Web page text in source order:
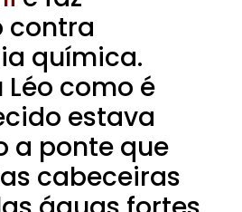
contra
química.
Léo como é
estava
a ponte que
cabeceiras